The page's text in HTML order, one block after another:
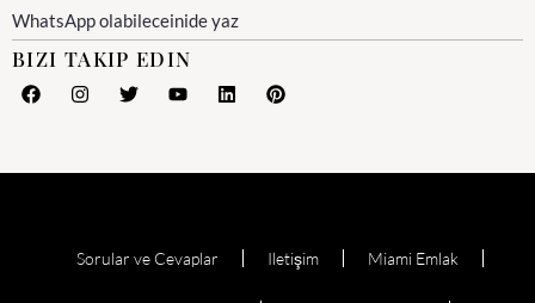
WhatsApp olabileceinide yaz
BIZI TAKIP EDIN
Sorular ve Cevaplar Iletişim Miami Emlak